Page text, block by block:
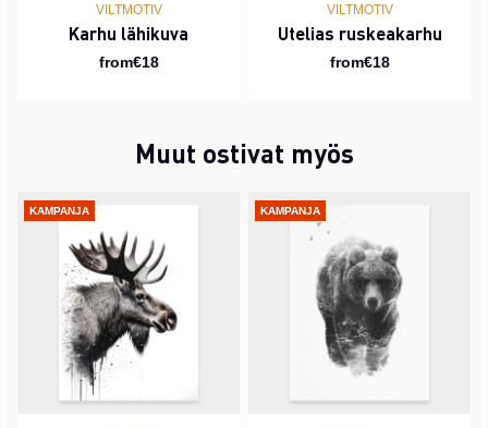
VILTMOTIV
Karhu lähikuva
from€18
VILTMOTIV
Utelias ruskeakarhu
from€18
Muut ostivat myös
KAMPANJA KAMPANJA